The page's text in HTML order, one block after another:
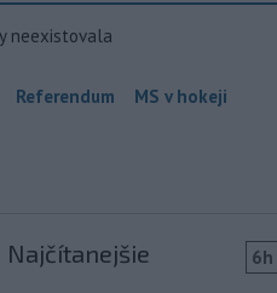
neexistovala
Referendum MS v hokeji
Najčítanejšie 6h